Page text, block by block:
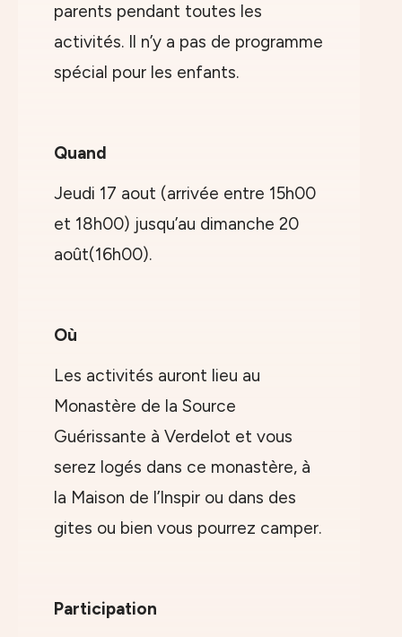
parents pendant toutes les
activités. Il n’y a pas de programme
spécial pour les enfants.
Quand
Jeudi 17 aout (arrivée entre 15h00
et 18h00) jusqu’au dimanche 20
août(16h00).
Où
Les activités auront lieu au
Monastère de la Source
Guérissante à Verdelot et vous
serez logés dans ce monastère, à
la Maison de l’Inspir ou dans des
gites ou bien vous pourrez camper.
Participation